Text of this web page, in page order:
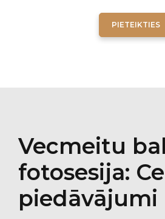
PIETEIKTIES
Vecmeitu
fotosesija:
piedāvājumi